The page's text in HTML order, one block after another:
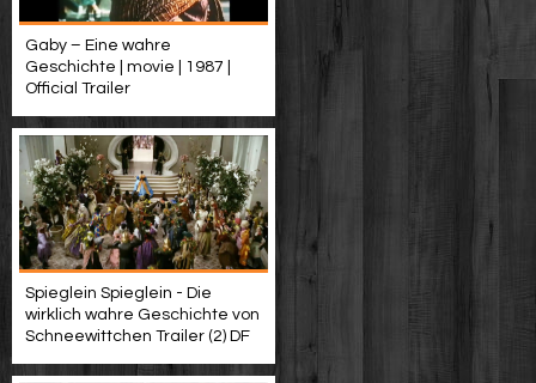
Gaby – Eine wahre
Geschichte | movie | 1987 |
Official Trailer
Spieglein Spieglein - Die
wirklich wahre Geschichte von
Schneewittchen Trailer (2) DF